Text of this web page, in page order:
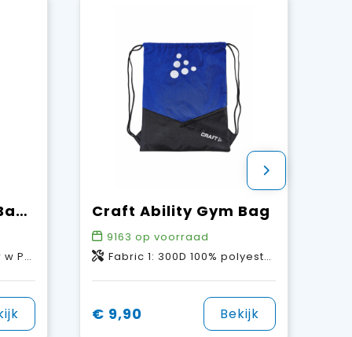
Craft Transit 35L Backpack
w PU coating.
Craft Ability Gym Bag
9163 op voorraad
Fabric 1: 300D 100% polyester PU backing. Fabric 2: 600D 100% polyester PU backing. Fabric 3: 210D 100% polyester PU backing.
€ 9,90 Bekijk